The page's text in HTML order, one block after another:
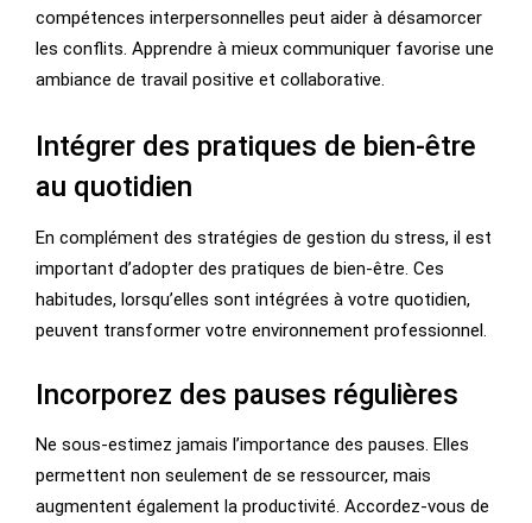
compétences interpersonnelles peut aider à désamorcer
les conflits. Apprendre à mieux communiquer favorise une
ambiance de travail positive et collaborative.
Intégrer des pratiques de bien-être
au quotidien
En complément des stratégies de gestion du stress, il est
important d’adopter des pratiques de bien-être. Ces
habitudes, lorsqu’elles sont intégrées à votre quotidien,
peuvent transformer votre environnement professionnel.
Incorporez des pauses régulières
Ne sous-estimez jamais l’importance des pauses. Elles
permettent non seulement de se ressourcer, mais
augmentent également la productivité. Accordez-vous de